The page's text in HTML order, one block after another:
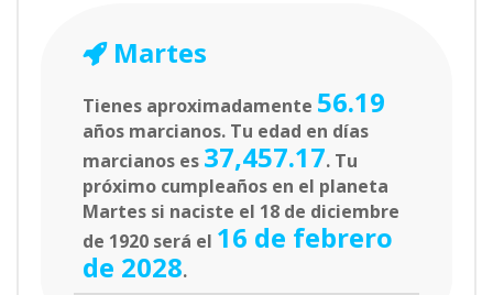
Martes
Tienes aproximadamente 56.19
años marcianos. Tu edad en días
marcianos es 37,457.17. Tu
próximo cumpleaños en el planeta
Martes si naciste el 18 de diciembre
de 1920 será el 16 de febrero
de 2028.